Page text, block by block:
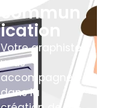
commun
ication
Votre graphiste
vous
accompagne
dans la